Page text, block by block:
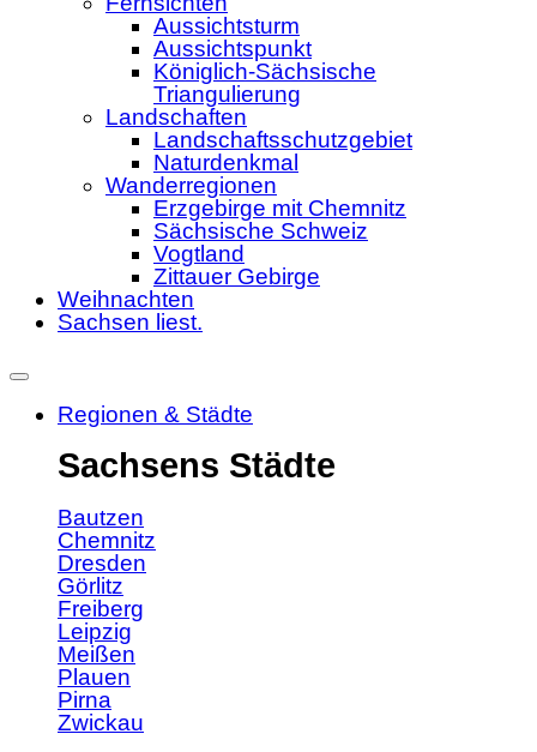
Aussichtsturm
Aussichtspunkt
Königlich-Sächsische
Triangulierung
Landschaften
Landschaftsschutzgebiet
Naturdenkmal
Wanderregionen
Erzgebirge mit Chemnitz
Sächsische Schweiz
Vogtland
Zittauer Gebirge
Weihnachten
Sachsen liest.
Regionen & Städte
Sachsens Städte
Bautzen
Chemnitz
Dresden
Görlitz
Freiberg
Leipzig
Meißen
Plauen
Pirna
Zwickau